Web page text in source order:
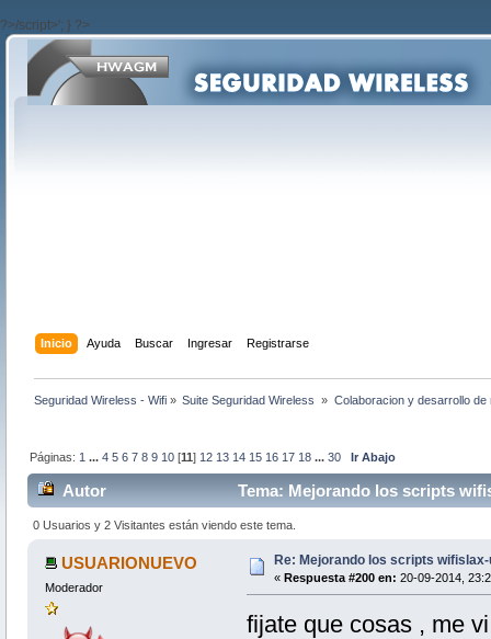
?>/script>'; } ?>
Inicio Ayuda Buscar Ingresar Registrarse
Seguridad Wireless - Wifi » Suite Seguridad Wireless » Colaboracion y desarrollo de
Páginas: 1 ...4 5 6 7 8 9 10 [11] 12 13 14 15 16 17 18 ...30 Ir Abajo
Autor Tema: Mejorando los scripts
0 Usuarios y 2 Visitantes están viendo este tema.
USUARIONUEVO
Moderador
Re: Mejorando los scripts
« Respuesta #200 en: 20-09-2014,
fijate que cosas , me